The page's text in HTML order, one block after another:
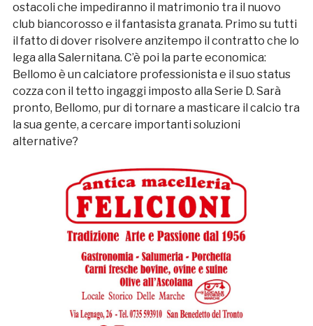
ostacoli che impediranno il matrimonio tra il nuovo
club biancorosso e il fantasista granata. Primo su tutti
il fatto di dover risolvere anzitempo il contratto che lo
lega alla Salernitana. C’è poi la parte economica:
Bellomo è un calciatore professionista e il suo status
cozza con il tetto ingaggi imposto alla Serie D. Sarà
pronto, Bellomo, pur di tornare a masticare il calcio tra
la sua gente, a cercare importanti soluzioni
alternative?